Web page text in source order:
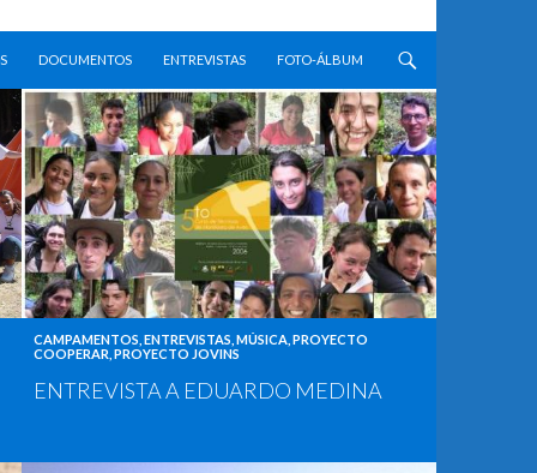
DOCUMENTOS ENTREVISTAS FOTO-ÁLBUM
CAMPAMENTOS ENTREVISTAS MÚSICA PROYECTO
COOPERAR PROYECTO JOVINS
ENTREVISTA A EDUARDO MEDINA